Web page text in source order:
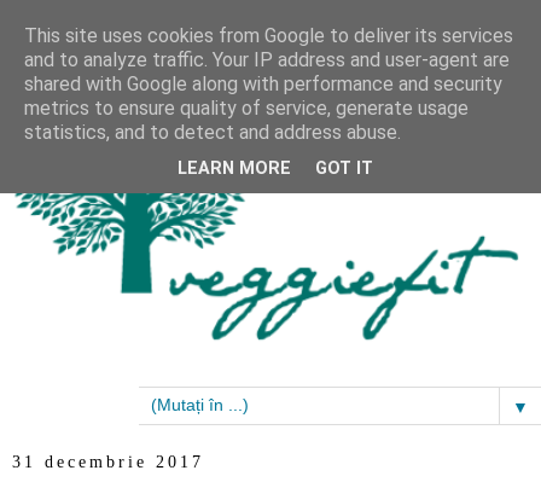
▼
31 decembrie 2017
This site uses cookies from Google to deliver its services
and to analyze traffic. Your IP address and user-agent are
shared with Google along with performance and security
metrics to ensure quality of service, generate usage
statistics, and to detect and address abuse.
LEARN MORE GOT IT